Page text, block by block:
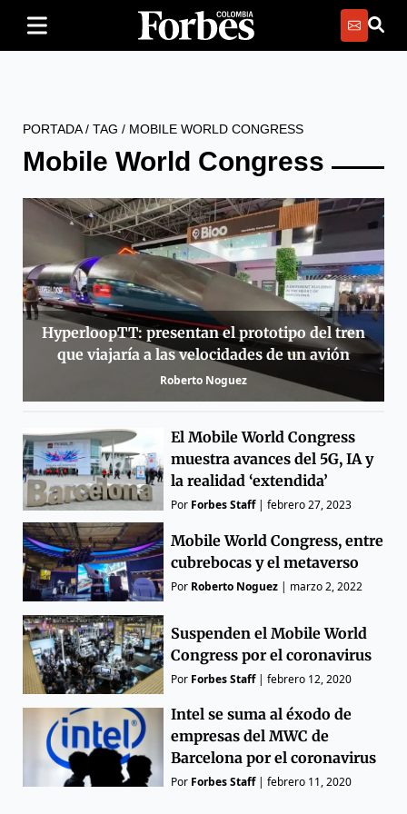
PORTADA/ TAG / MOBILE WORLD CONGRESS
Mobile World Congress
HyperloopTT: presentan el prototipo del tren
que viajaría a las velocidades de un avión
Roberto Noguez
El Mobile World Congress
muestra avances del 5G, IA y
la realidad ‘extendida’
Por Forbes Staff|febrero 27, 2023
Mobile World Congress, entre
cubrebocas y el metaverso
Por Roberto Noguez | marzo 2, 2022
Suspenden el Mobile World
Congress por el coronavirus
Por Forbes Staff|febrero 12, 2020
Intel se suma al éxodo de
empresas del MWC de
Barcelona por el coronavirus
Por Forbes Staff|febrero 11, 2020